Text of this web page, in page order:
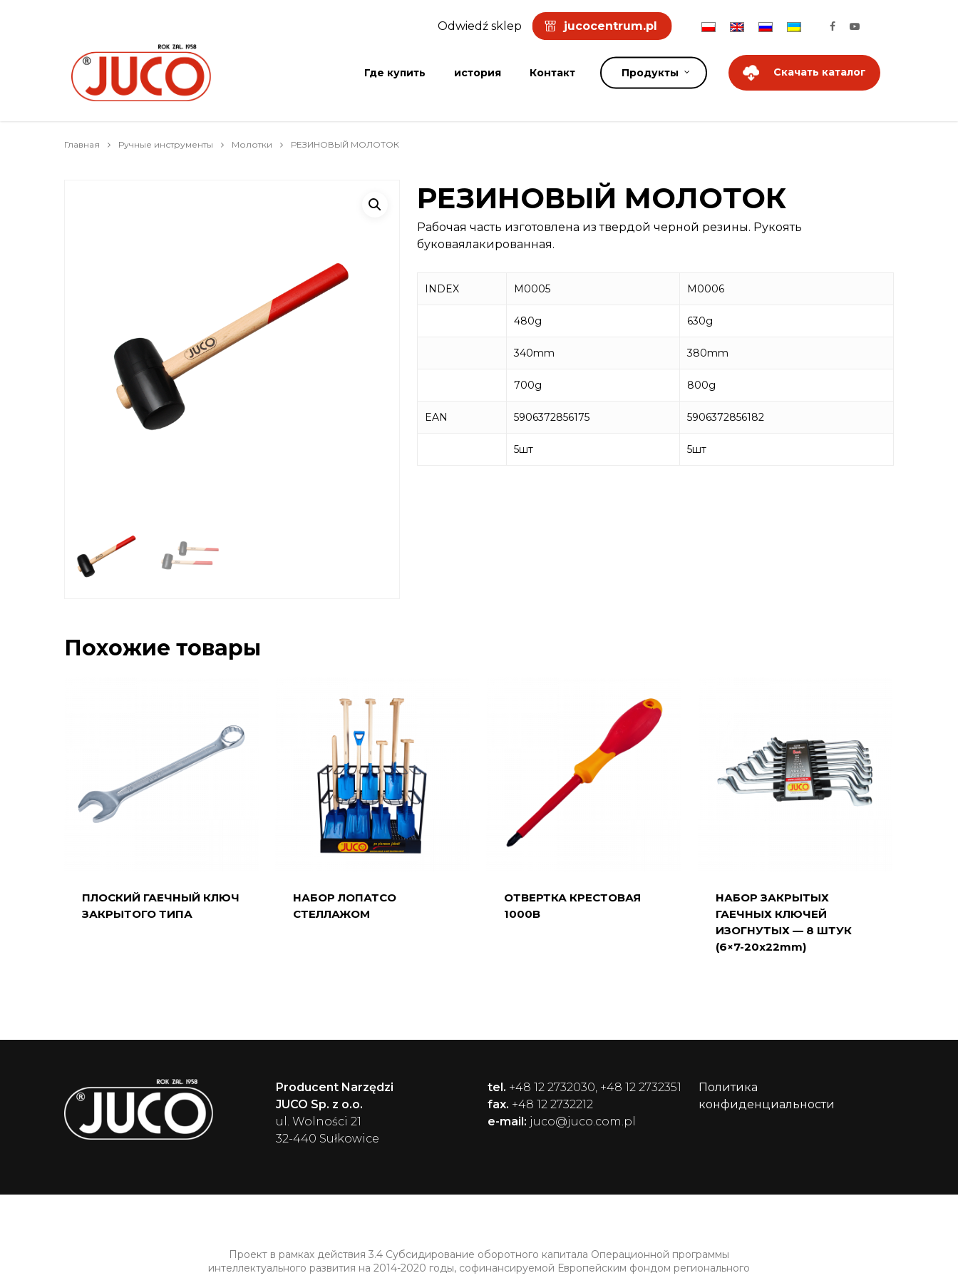
Odwiedź sklep jucocentrum.pl
Где купить история Контакт Продукты Скачать каталог
Главная Ручные инструменты Молотки РЕЗИНОВЫЙ МОЛОТОК
РЕЗИНОВЫЙ МОЛОТОК
Рабочая часть изготовлена из твердой черной резины. Рукоять
буковаялакированная.
INDEX M0005 M0006
480g 630g
340mm 380mm
700g 800g
EAN 5906372856175 5906372856182
5шт 5шт
Похожие товары
ПЛОСКИЙ ГАЕЧНЫЙ КЛЮЧ
ЗАКРЫТОГО ТИПА
НАБОР ЛОПАТСО
СТЕЛЛАЖОМ
ОТВЕРТКА КРЕСТОВАЯ
1000В
НАБОР ЗАКРЫТЫХ
ГАЕЧНЫХ КЛЮЧЕЙ
ИЗОГНУТЫХ — 8 ШТУК
(6×7-20x22mm)
Producent Narzędzi
JUCO Sp. z o.o.
ul. Wolności 21
32-440 Sułkowice
tel. +48 12 2732030, +48 12 2732351
fax. +48 12 2732212
e-mail: juco@juco.com.pl
Политика
конфиденциальности
Проект в рамках действия 3.4 Субсидирование оборотного капитала Операционной программы
интеллектуального развития на 2014-2020 годы, софинансируемой Европейским фондом регионального